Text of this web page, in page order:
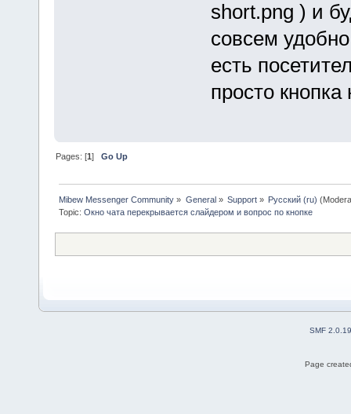
short.png ) и
совсем
есть
просто
Pages: [1]Go Up
Mibew Messenger Community » General » Support» Русский (ru)
Topic:Окно чата перекрывается слайдером и вопрос по кнопке
SMF 2.0.19
Page